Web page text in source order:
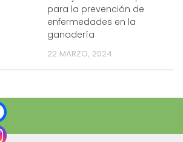
para la prevención de
enfermedades en la
ganadería
22 MARZO, 2024